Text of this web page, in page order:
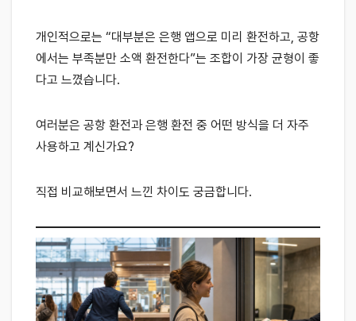
개인적으로는 “대부분은 은행 앱으로 미리 환전하고, 공항
에서는 부족분만 소액 환전한다”는 조합이 가장 균형이 좋
다고 느꼈습니다.
여러분은 공항 환전과 은행 환전 중 어떤 방식을 더 자주
사용하고 계신가요?
직접 비교해보면서 느낀 차이도 궁금합니다.